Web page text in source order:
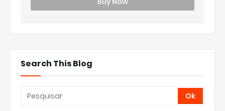
Search This Blog